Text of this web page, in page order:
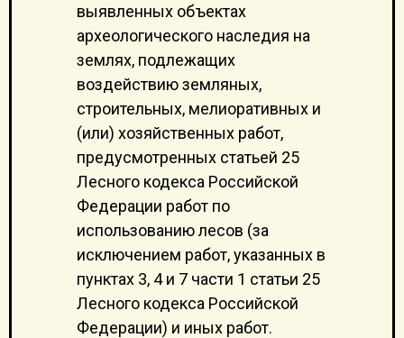
выявленных объектах
археологического наследия на
землях, подлежащих
воздействию земляных,
строительных, мелиоративных и
(или) хозяйственных работ,
предусмотренных статьей 25
Лесного кодекса Российской
Федерации работ по
использованию лесов (за
исключением работ, указанных в
пунктах 3, 4 и 7 части 1 статьи 25
Лесного кодекса Российской
Федерации) и иных работ.